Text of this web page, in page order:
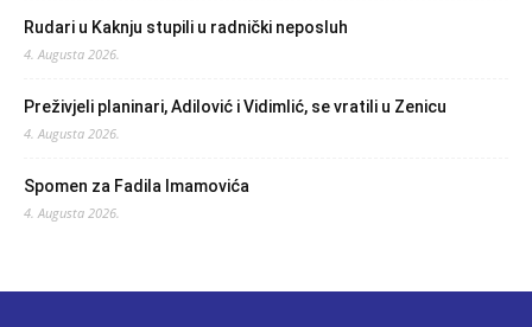
Rudari u Kaknju stupili u radnički neposluh
4. Augusta 2026.
Preživjeli planinari, Adilović i Vidimlić, se vratili u Zenicu
4. Augusta 2026.
Spomen za Fadila Imamovića
4. Augusta 2026.